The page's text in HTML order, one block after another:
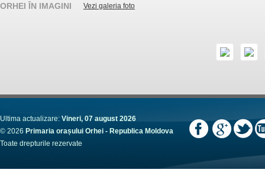
ORHEI ÎN IMAGINI Vezi galeria foto
Ultima actualizare: Vineri, 07 august 2026
© 2026 Primaria orașului Orhei - Republica Moldova
Toate drepturile rezervate